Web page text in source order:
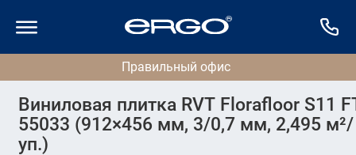
Виниловая плитка RVT Florafloor S11
55033 (912×456 мм, 3/0,7 мм, 2,495 м²/
уп.)